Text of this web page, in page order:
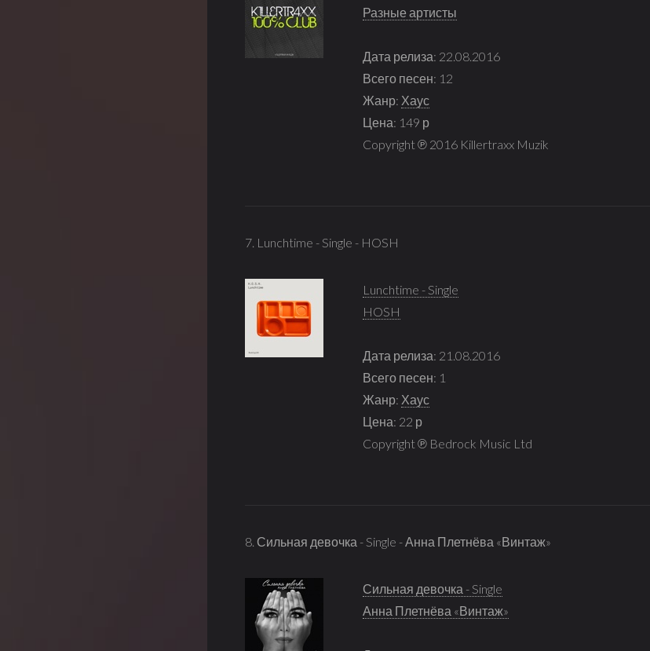
Разные артисты
Дата релиза: 22.08.2016
Всего песен: 12
Жанр: Хаус
Цена: 149 р
Copyright ℗ 2016 Killertraxx Muzik
7. Lunchtime - Single - HOSH
Lunchtime - Single
HOSH
Дата релиза: 21.08.2016
Всего песен: 1
Жанр: Хаус
Цена: 22 р
Copyright ℗ Bedrock Music Ltd
8. Сильная девочка - Single - Анна Плетнёва «Винтаж»
Сильная девочка - Single
Анна Плетнёва «Винтаж»